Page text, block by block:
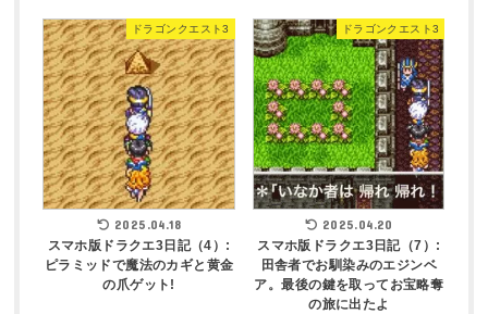
ドラゴンクエスト3
2025.04.18
スマホ版ドラクエ3日記（4）:
ピラミッドで魔法のカギと黄金
の爪ゲット!
ドラゴンクエスト3
2025.04.20
スマホ版ドラクエ3日記（7）:
田舎者でお馴染みのエジンベ
ア。最後の鍵を取ってお宝略奪
の旅に出たよ